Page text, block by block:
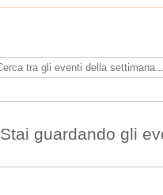
Stai guardando gli